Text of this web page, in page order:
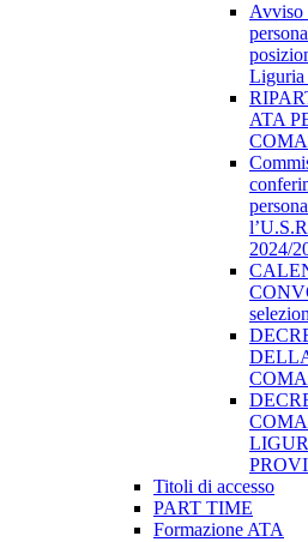
Avviso
Liguria
ATA
2024/
Titoli di accesso
PART TIME
Formazione ATA